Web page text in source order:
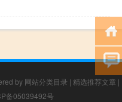
by 网站分类目录 | 精选推荐文章 |
备05039492号